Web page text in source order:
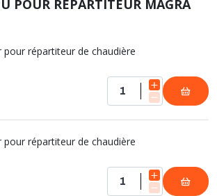
POUR RÉPARTITEUR MAGRA
pour répartiteur de chaudière
pour répartiteur de chaudière